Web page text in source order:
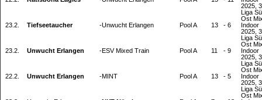
2025,
Liga
Ost
23.2.
Tiefseetaucher -Unwucht Erlangen Pool A 13 - 6
Indoor
2025,
Liga
Ost
23.2.
Unwucht Erlangen -ESV Mixed Train Pool A 11 - 9
Indoor
2025,
Liga
Ost
22.2.
Unwucht Erlangen -MINT Pool A 13 - 5
Indoor
2025,
Liga
Ost